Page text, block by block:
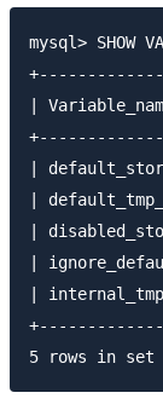
mysql> SHOW
|
|
|
|
|
|